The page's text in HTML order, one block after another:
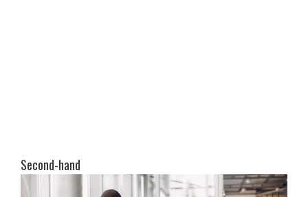
Second-hand